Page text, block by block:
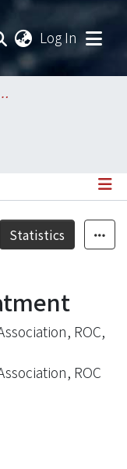
Log In
/ 醫學院
Statistics
ROC,
ROC